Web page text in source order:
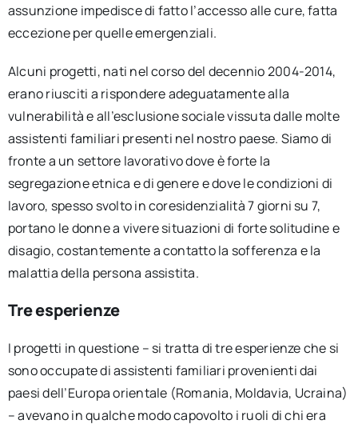
assunzione impedisce di fatto l’accesso alle cure, fatta
eccezione per quelle emergenziali.
Alcuni progetti, nati nel corso del decennio 2004-2014,
erano riusciti a rispondere adeguatamente alla
vulnerabilità e all’esclusione sociale vissuta dalle molte
assistenti familiari presenti nel nostro paese. Siamo di
fronte a un settore lavorativo dove è forte la
segregazione etnica e di genere e dove le condizioni di
lavoro, spesso svolto in coresidenzialità 7 giorni su 7,
portano le donne a vivere situazioni di forte solitudine e
disagio, costantemente a contatto la sofferenza e la
malattia della persona assistita.
Tre esperienze
I progetti in questione – si tratta di tre esperienze che si
sono occupate di assistenti familiari provenienti dai
paesi dell’Europa orientale (Romania, Moldavia, Ucraina)
– avevano in qualche modo capovolto i ruoli di chi era